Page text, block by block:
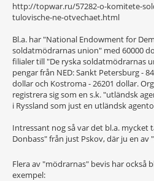
http://topwar.ru/57282-o-komitete-
tulovische-ne-otvechaet.html
Bl.a. har "National Endowment for
soldatmödrarnas union" med 60000
filialer till "De ryska soldatmödrarnas
pengar från NED: Sankt Petersburg -
dollar och Kostroma - 26201 dollar.
registrera sig som en s.k. "utländsk
i Ryssland som just en utländsk
Intressant nog så var det bl.a. mycket
Donbass" från just Pskov, där ju en
Flera av "mödrarnas" bevis har också
exempel: